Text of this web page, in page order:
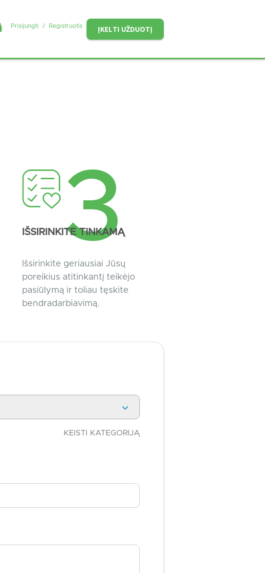
ĮKELTI UŽDUOTĮ
Prisijungti / Registruotis
3
IŠSIRINKITE TINKAMĄ
Išsirinkite geriausiai Jūsų
poreikius atitinkantį teikėjo
pasiūlymą ir toliau tęskite
bendradarbiavimą.
KEISTI KATEGORIJĄ